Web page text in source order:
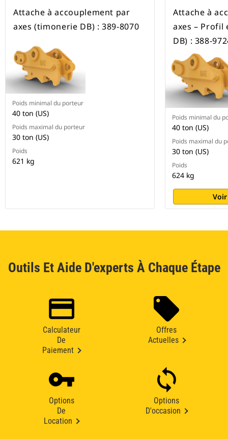
Attache à accouplement par
axes (timonerie DB) : 389-8070
Poids minimal du porteur
40 ton (US)
Poids maximal du porteur
30 ton (US)
Poids
621 kg
Attache à
axes –
DB) : 388-
Poids minimal du
40 ton (US)
Poids maximal du
30 ton (US)
Poids
624 kg
Outils Et Aide D'experts À Chaque Étape
Calculateur
De
Paiement
Offres
Actuelles
Options
De
Location
Options
D'occasion